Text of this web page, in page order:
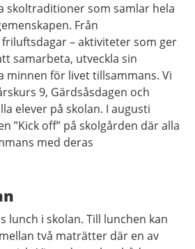
skoltraditioner som samlar hela
Från
– aktiviteter som ger
samarbeta, utveckla sin
minnen för livet tillsammans. Vi
9, Gärdsåsdagen och
elever på skolan. I augusti
”Kick off” på skolgården där alla
med deras
lunch i skolan. Till lunchen kan
två maträtter där en av